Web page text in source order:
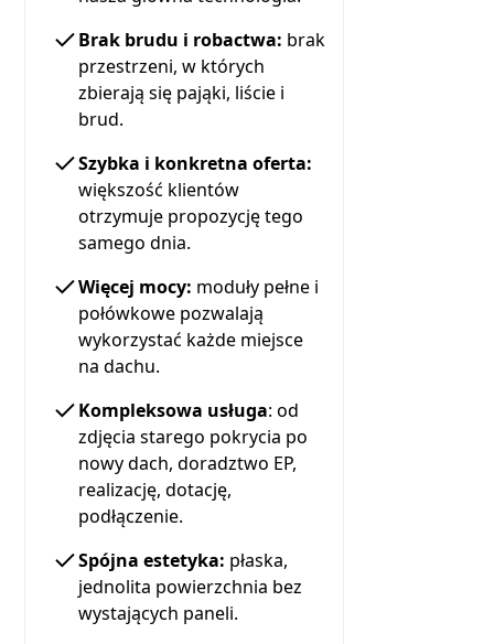
Brak brudu i robactwa: brak
przestrzeni, w których
zbierają się pająki, liście i
brud.
Szybka i konkretna oferta:
większość klientów
otrzymuje propozycję tego
samego dnia.
Więcej mocy: moduły pełne i
połówkowe pozwalają
wykorzystać każde miejsce
na dachu.
Kompleksowa usługa: od
zdjęcia starego pokrycia po
nowy dach, doradztwo EP,
realizację, dotację,
podłączenie.
Spójna estetyka: płaska,
jednolita powierzchnia bez
wystających paneli.